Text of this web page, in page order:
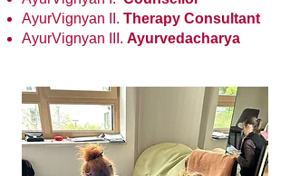
AyurVignyan II. Therapy Consultant
AyurVignyan III. Ayurvedacharya